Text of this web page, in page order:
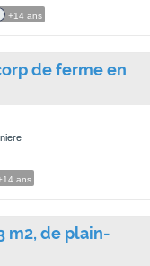
+14 ans
de ferme en
ans
m2, de plain-